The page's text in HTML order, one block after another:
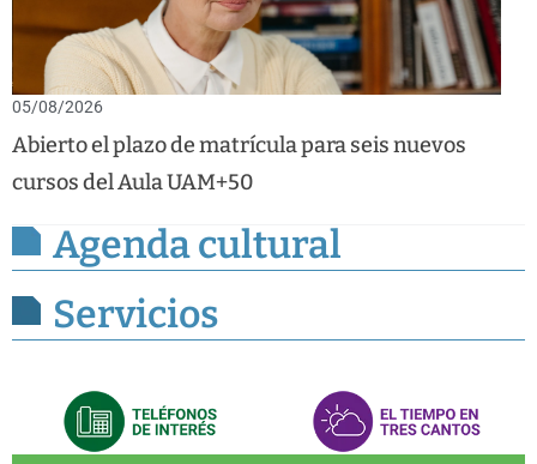
05/08/2026
Abierto el plazo de matrícula para seis nuevos
cursos del Aula UAM+50
Agenda cultural
Servicios